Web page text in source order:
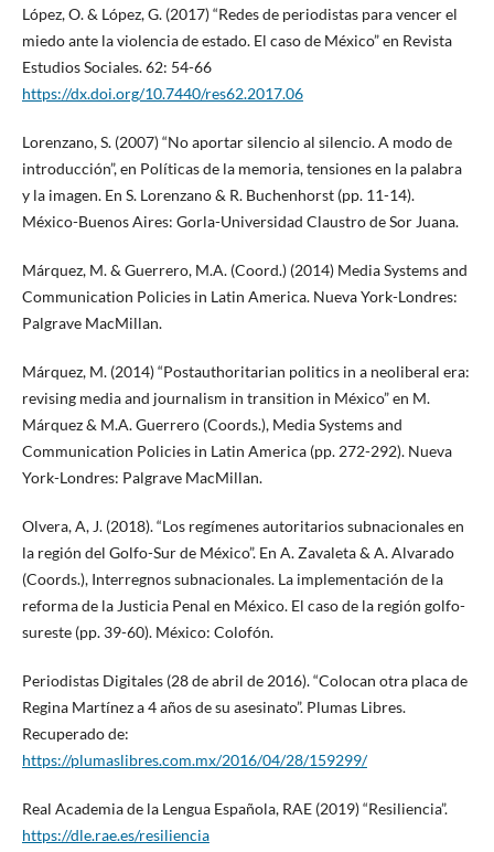
López, O. & López, G. (2017) “Redes de periodistas para vencer el
miedo ante la violencia de estado. El caso de México” en Revista
Estudios Sociales. 62: 54-66
https://dx.doi.org/10.7440/res62.2017.06
Lorenzano, S. (2007) “No aportar silencio al silencio. A modo de
introducción”, en Políticas de la memoria, tensiones en la palabra
y la imagen. En S. Lorenzano & R. Buchenhorst (pp. 11-14).
México-Buenos Aires: Gorla-Universidad Claustro de Sor Juana.
Márquez, M. & Guerrero, M.A. (Coord.) (2014) Media Systems and
Communication Policies in Latin America. Nueva York-Londres:
Palgrave MacMillan.
Márquez, M. (2014) “Postauthoritarian politics in a neoliberal era:
revising media and journalism in transition in México” en M.
Márquez & M.A. Guerrero (Coords.), Media Systems and
Communication Policies in Latin America (pp. 272-292). Nueva
York-Londres: Palgrave MacMillan.
Olvera, A, J. (2018). “Los regímenes autoritarios subnacionales en
la región del Golfo-Sur de México”. En A. Zavaleta & A. Alvarado
(Coords.), Interregnos subnacionales. La implementación de la
reforma de la Justicia Penal en México. El caso de la región golfo-
sureste (pp. 39-60). México: Colofón.
Periodistas Digitales (28 de abril de 2016). “Colocan otra placa de
Regina Martínez a 4 años de su asesinato”. Plumas Libres.
Recuperado de:
https://plumaslibres.com.mx/2016/04/28/159299/
Real Academia de la Lengua Española, RAE (2019) “Resiliencia”.
https://dle.rae.es/resiliencia